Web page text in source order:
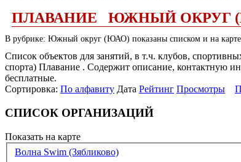
ПЛАВАНИЕ ЮЖНЫЙ ОКРУГ
В рубрике: Южный округ (ЮАО) показаны списком и на карте
Список объектов для занятий, в т.ч. клубов,
спорта) Плавание . Содержит описание, контактную
бесплатные.
Сортировка: По алфавиту Дата Рейтинг Просмотры
СПИСОК ОРГАНИЗАЦИЙ
Показать на карте
Волна Swim (Зябликово)